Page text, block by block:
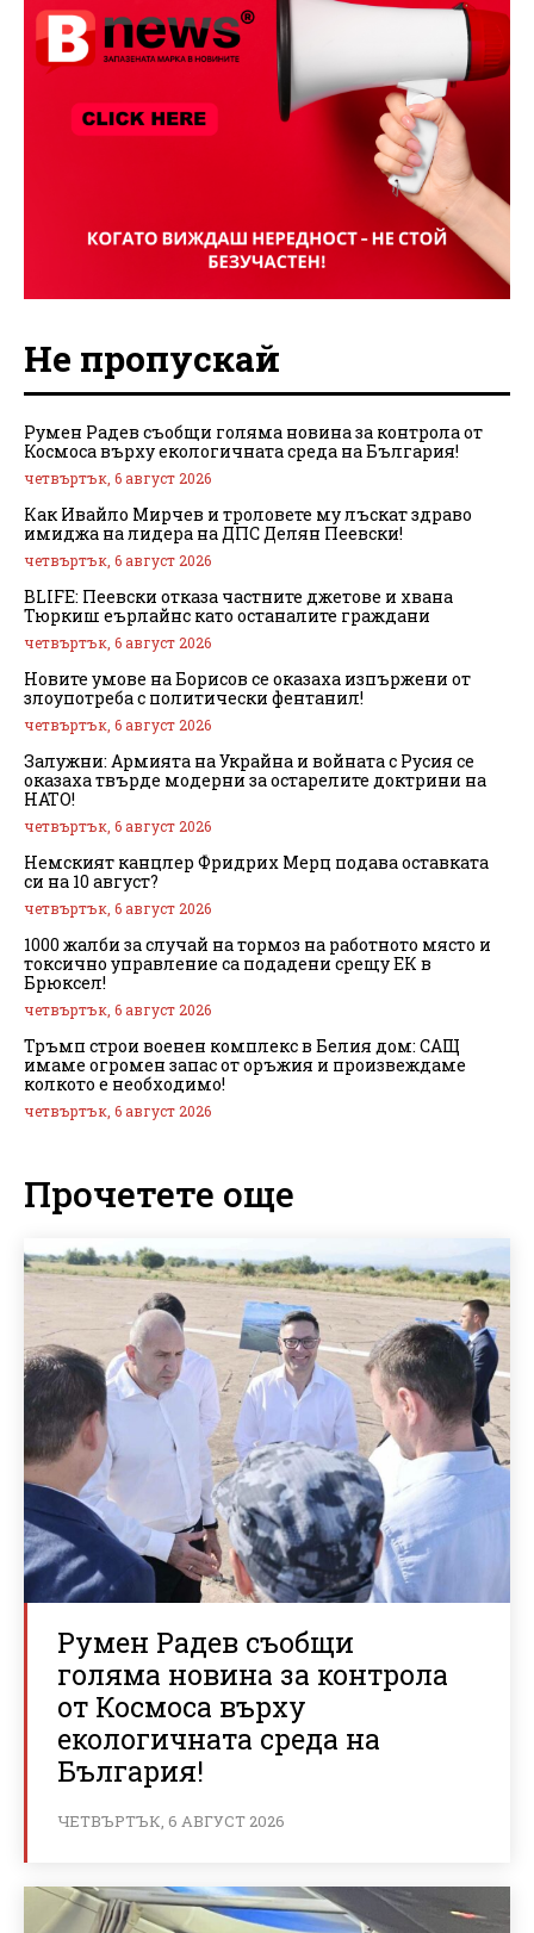
Не пропускай
Румен Радев съобщи голяма новина за контрола от
Космоса върху екологичната среда на България!
четвъртък, 6 август 2026
Как Ивайло Мирчев и троловете му лъскат здраво
имиджа на лидера на ДПС Делян Пеевски!
четвъртък, 6 август 2026
BLIFE: Пеевски отказа частните джетове и хвана
Тюркиш еърлайнс като останалите граждани
четвъртък, 6 август 2026
Новите умове на Борисов се оказаха изпържени от
злоупотреба с политически фентанил!
четвъртък, 6 август 2026
Залужни: Армията на Украйна и войната с Русия се
оказаха твърде модерни за остарелите доктрини на
НАТО!
четвъртък, 6 август 2026
Немският канцлер Фридрих Мерц подава оставката
си на 10 август?
четвъртък, 6 август 2026
1000 жалби за случай на тормоз на работното място и
токсично управление са подадени срещу ЕК в
Брюксел!
четвъртък, 6 август 2026
Тръмп строи военен комплекс в Белия дом: САЩ
имаме огромен запас от оръжия и произвеждаме
колкото е необходимо!
четвъртък, 6 август 2026
Прочетете още
Румен Радев съобщи
голяма новина за контрола
от Космоса върху
екологичната среда на
България!
ЧЕТВЪРТЪК, 6 АВГУСТ 2026